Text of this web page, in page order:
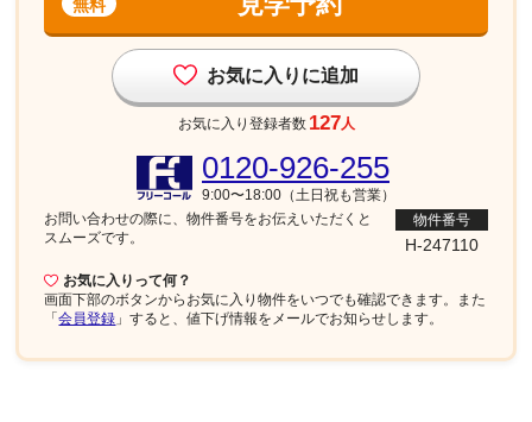
無料
お気に入りに追加
お気に入り登録者数 127人
お気に入りって何？
画面下部のボタンからお気に入り物件をいつでも確認できます。また
「会員登録 」すると、値下げ情報をメールでお知らせします。
0120-926-255
9:00〜18:00（土日祝も営業）
お問い合わせの際に、物件番号をお伝えいただくと
スムーズです。
物件番号
H-247110